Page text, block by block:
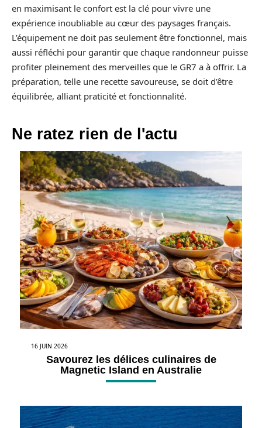
en maximisant le confort est la clé pour vivre une
expérience inoubliable au cœur des paysages français.
L’équipement ne doit pas seulement être fonctionnel, mais
aussi réfléchi pour garantir que chaque randonneur puisse
profiter pleinement des merveilles que le GR7 a à offrir. La
préparation, telle une recette savoureuse, se doit d’être
équilibrée, alliant praticité et fonctionnalité.
Ne ratez rien de l'actu
16 JUIN 2026
Savourez les délices culinaires de
Magnetic Island en Australie